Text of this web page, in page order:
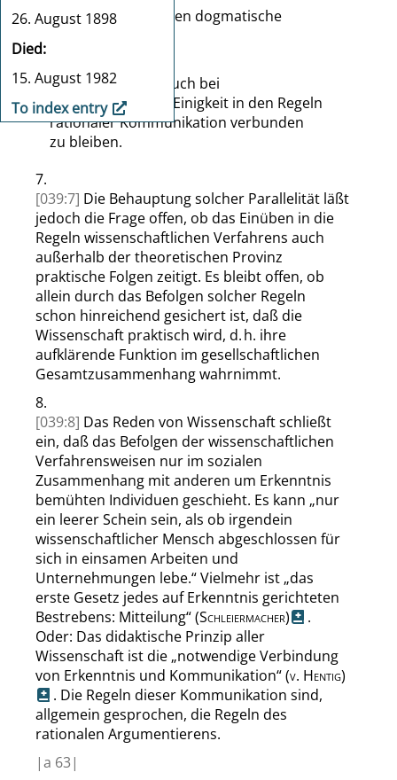
26. August 1898
Died
15. August 1982
To index entry
Die Abneigung gegen dogmatische
Die Bereitschaft, auch bei
nichtbestehender Einigkeit in den Regeln
rationaler Kommunikation verbunden
zu bleiben.
7.
[039:7] Die Behauptung solcher Parallelität läßt
jedoch die Frage offen, ob das Einüben in die
Regeln wissenschaftlichen Verfahrens auch
außerhalb der theoretischen Provinz
praktische Folgen zeitigt. Es bleibt offen, ob
allein durch das Befolgen solcher Regeln
schon hinreichend gesichert ist, daß die
Wissenschaft praktisch wird, d. h. ihre
aufklärende Funktion im gesellschaftlichen
Gesamtzusammenhang wahrnimmt.
8.
[039:8] Das Reden von Wissenschaft schließt
ein, daß das Befolgen der wissenschaftlichen
Verfahrensweisen nur im sozialen
Zusammenhang mit anderen um Erkenntnis
bemühten Individuen geschieht. Es kann „nur
ein leerer Schein sein, als ob irgendein
wissenschaftlicher Mensch abgeschlossen für
sich in einsamen Arbeiten und
Unternehmungen lebe.“Vielmehr ist „das
erste Gesetz jedes auf Erkenntnis gerichteten
Bestrebens: Mitteilung“(Schleiermacher)
.
Oder: Das didaktische Prinzip aller
Wissenschaft ist die „notwendige Verbindung
von Erkenntnis und Kommunikation“(v. Hentig)
. Die Regeln dieser Kommunikation sind,
allgemein gesprochen, die Regeln des
rationalen Argumentierens.
|a 63|